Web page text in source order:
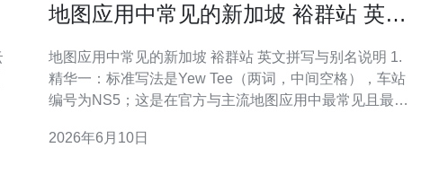
地图应用中常见的新加坡 裕群站 英文
地图应用中常见的新加坡 裕群站 英文拼写与别名说明 1.
精华一：标准写法是Yew Tee（两词，中间空格），车站
编号为NS5；这是在官方与主流地图应用中最常见且最权
Tee、Yewtee，会导致搜索不到或被误导至非目标地点。
2026年6月10日